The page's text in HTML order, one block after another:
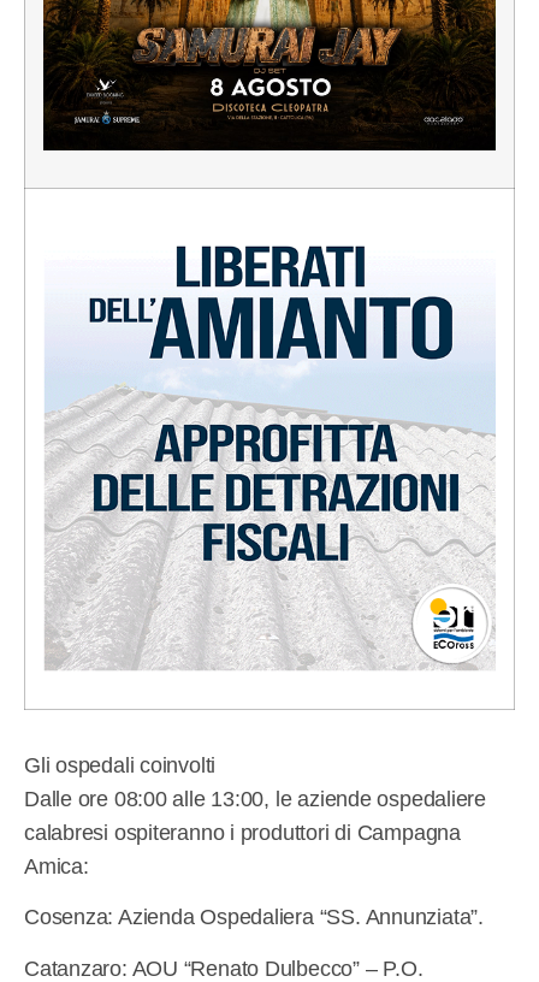
Gli ospedali coinvolti
Dalle ore 08:00 alle 13:00, le aziende ospedaliere
calabresi ospiteranno i produttori di Campagna
Amica:
Cosenza: Azienda Ospedaliera “SS. Annunziata”.
Catanzaro: AOU “Renato Dulbecco” – P.O.